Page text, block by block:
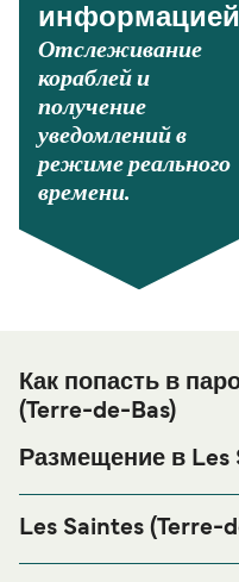
информацией
Отслеживание
кораблей и
получение
уведомлений в
режиме реального
времени.
Как попасть в
(Terre-de-Bas)
Размещение в Les
(Terre-de-Bas) или его
вашей поездки, или
Les Saintes (Terre-